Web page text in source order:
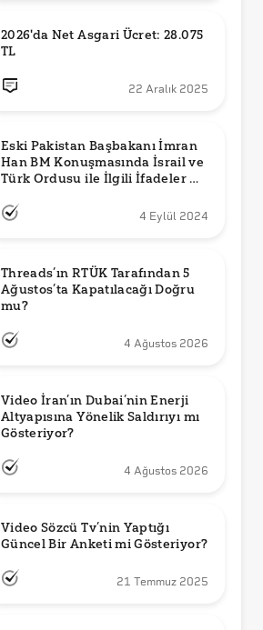
2026'da Net Asgari Ücret: 28.075
TL
22 Aralık 2025
Eski Pakistan Başbakanı İmran
Han BM Konuşmasında İsrail ve
Türk Ordusu ile İlgili İfadeler mi
4 Eylül 2024
Threads’ın RTÜK Tarafından 5
Ağustos’ta Kapatılacağı Doğru
mu?
4 Ağustos 2026
Video İran’ın Dubai’nin Enerji
Altyapısına Yönelik Saldırıyı mı
Gösteriyor?
4 Ağustos 2026
Video Sözcü Tv’nin Yaptığı
Güncel Bir Anketi mi Gösteriyor?
21 Temmuz 2025